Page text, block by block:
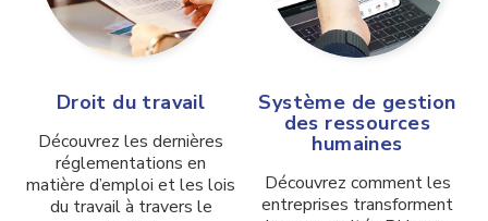
Droit du travail
Découvrez les dernières
réglementations en
matière d’emploi et les lois
du travail à travers le
Système de gestion
des ressources
humaines
Découvrez comment les
entreprises transforment